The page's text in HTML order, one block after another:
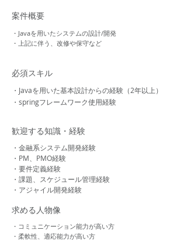
案件概要
・Javaを用いたシステムの設計/開発
・上記に伴う、改修や保守など
必須スキル
・Javaを用いた基本設計からの経験（2年以上）
・springフレームワーク使用経験
歓迎する知識・経験
・金融系システム開発経験
・PM、PMO経験
・要件定義経験
・課題、スケジュール管理経験
・アジャイル開発経験
求める人物像
・コミュニケーション能力が高い方
・柔軟性、適応能力が高い方